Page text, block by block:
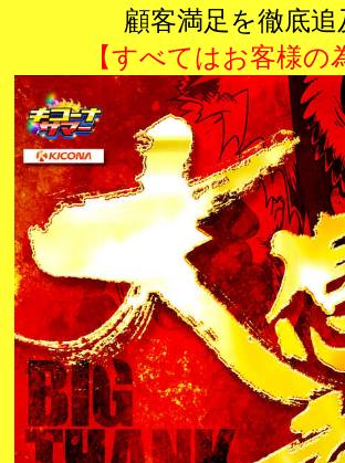
顧客満足を徹底追
【すべてはお客様の